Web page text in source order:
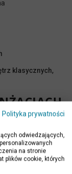
klasycznych,
Polityka prywatności
odwiedzających,
na stronie
plików cookie, których